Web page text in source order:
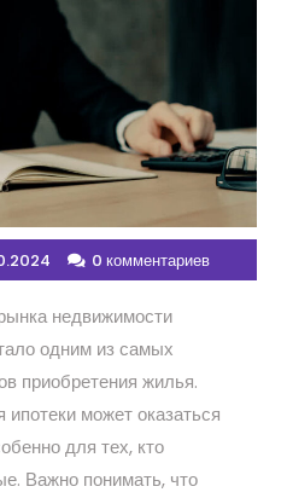
0 комментариев
недвижимости
одним из самых
приобретения жилья.
может оказаться
для тех, кто
Важно понимать, что